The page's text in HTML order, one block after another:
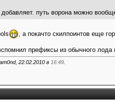
путь ворона можно
, а покачто скилпоинтов еще
префиксы из обычного лода
22.02.2010 в 16:49